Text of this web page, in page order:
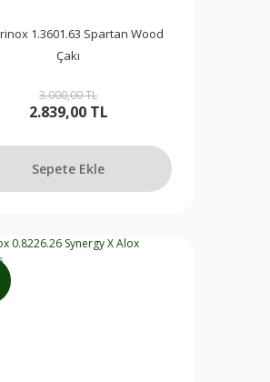
1.3601.63 Spartan Wood
Çakı
3.000,00 TL
2.839,00 TL
Sepete Ekle